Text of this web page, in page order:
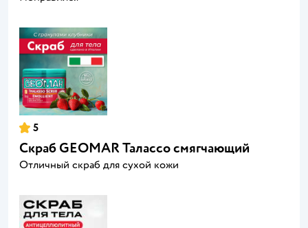
5
Скраб GEOMAR Талассо смягчающий
Отличный скраб для сухой кожи